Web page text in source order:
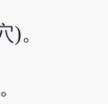
。